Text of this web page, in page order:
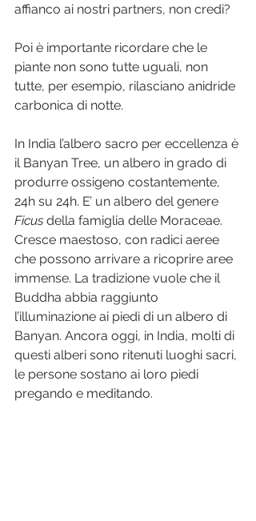
affianco ai nostri partners, non credi?
Poi è importante ricordare che le
piante non sono tutte uguali, non
tutte, per esempio, rilasciano anidride
carbonica di notte.
In India l’albero sacro per eccellenza è
il Banyan Tree, un albero in grado di
produrre ossigeno costantemente,
24h su 24h. E’ un albero del genere
Ficus della famiglia delle Moraceae.
Cresce maestoso, con radici aeree
che possono arrivare a ricoprire aree
immense. La tradizione vuole che il
Buddha abbia raggiunto
l’illuminazione ai piedi di un albero di
Banyan. Ancora oggi, in India, molti di
questi alberi sono ritenuti luoghi sacri,
le persone sostano ai loro piedi
pregando e meditando.